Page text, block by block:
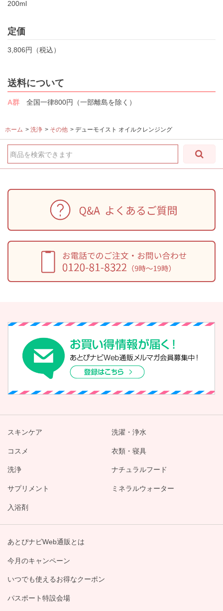
200ml
定価
3,806円（税込）
送料について
A群 全国一律800円（一部離島を除く）
ホーム > 洗浄 > その他 > デューモイスト オイルクレンジング
商品を検索できます
スキンケア
コスメ
洗浄
サプリメント
入浴剤
洗濯・浄水
衣類・寝具
ナチュラルフード
ミネラルウォーター
あとぴナビWeb通販とは
今月のキャンペーン
いつでも使えるお得なクーポン
パスポート特設会場